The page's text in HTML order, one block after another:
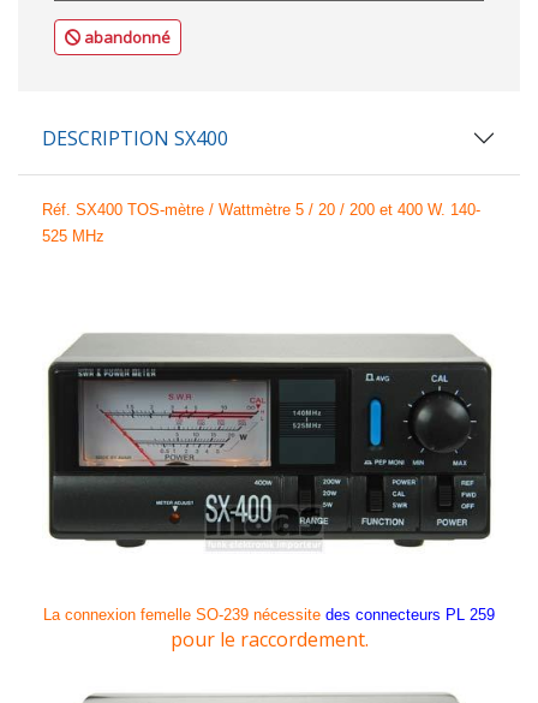
abandonné
DESCRIPTION SX400
Réf. SX400 TOS-mètre / Wattmètre 5 / 20 / 200 et 400 W. 140-
525 MHz
La connexion femelle SO-239 nécessite des connecteurs PL 259
pour le raccordement.